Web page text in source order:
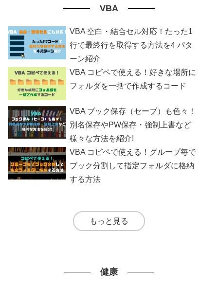
VBA
VBA 空白・結合セル対応！たった1
行で最終行を取得する方法を4 パタ
ーン紹介
VBA コピペで使える！好きな場所に
フォルダを一括で作成するコード
VBA ブック保存（セーブ）も色々！
別名保存やPW保存・強制上書など
様々な方法を紹介!
VBA コピペで使える！グループ毎で
ブック分割して指定フォルダに格納
する方法
もっと見る
健康